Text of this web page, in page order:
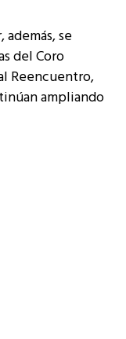
además, se
del Coro
Reencuentro,
ampliando